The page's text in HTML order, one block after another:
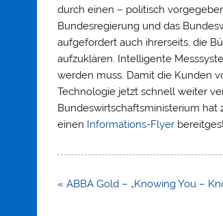
durch einen – politisch
Bundesregierung und das
aufgefordert auch ihrerseits, die
aufzuklären. Intelligente
werden muss. Damit die Kunden
Technologie jetzt schnell weiter
Bundeswirtschaftsministerium
einen Informations-Flyer
Beitragsnavigation
« ABBA Gold – „Knowing You –